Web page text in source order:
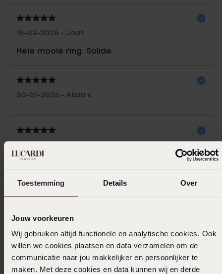
Toestemming Details Over
Jouw voorkeuren
Wij gebruiken altijd functionele en analytische cookies. Ook
willen we cookies plaatsen en data verzamelen om de
communicatie naar jou makkelijker en persoonlijker te
maken. Met deze cookies en data kunnen wij en derde
18-02-2026 - Joan
Hele mooie ring. Solide.
30-01-2026 - Alicia v.
Ook leuk voor jou